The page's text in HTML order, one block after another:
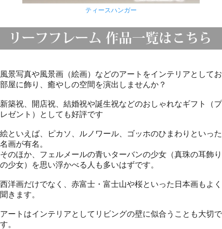
ティースハンガー
風景写真や風景画（絵画）などのアートをインテリアとしてお
部屋に飾り、癒やしの空間を演出しませんか？
新築祝、開店祝、結婚祝や誕生祝などのおしゃれなギフト（プ
レゼント）としても好評です
絵といえば、ピカソ、ルノワール、ゴッホのひまわりといった
名画が有名。
そのほか、フェルメールの青いターバンの少女（真珠の耳飾り
の少女）を思い浮かべる人も多いはずです。
西洋画だけでなく、赤富士・富士山や桜といった日本画もよく
聞きます。
アートはインテリアとしてリビングの壁に似合うことも大切で
す。